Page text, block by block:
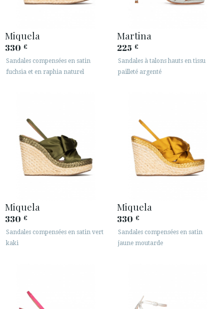
Miquela
330 €
Sandales compensées en satin
fuchsia et en raphia naturel
Martina
225 €
Sandales à talons hauts en tissu
pailleté argenté
Miquela
330 €
Sandales compensées en satin vert
kaki
Miquela
330 €
Sandales compensées en satin
jaune moutarde